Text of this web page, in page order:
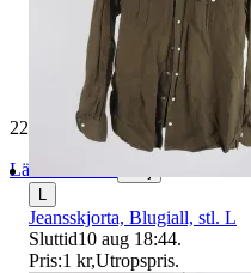
229 511 omdömen
Läs omdömen
Jeansskjorta, Blugiall, stl. L
Sluttid10 aug 18:44.
Pris:1 kr,Utropspris.